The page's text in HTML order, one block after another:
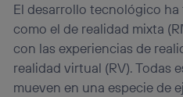
El desarrollo tecnológico
como el de realidad mixta
con las experiencias de
realidad virtual (RV). Todas
mueven en una especie de